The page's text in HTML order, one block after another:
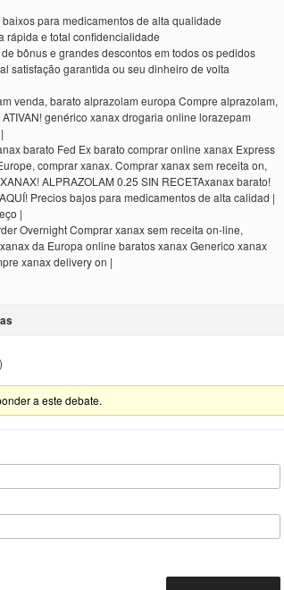
baixos para medicamentos de alta qualidade
rápida e total confidencialidade
bônus e grandes descontos em todos os pedidos
satisfação garantida ou seu dinheiro de volta
venda, barato alprazolam europa Compre alprazolam,
genérico xanax drogaria online lorazepam
barato Fed Ex barato comprar online xanax Express
comprar xanax. Comprar xanax sem receita on,
ALPRAZOLAM 0.25 SIN RECETAxanax barato!
Precios bajos para medicamentos de alta calidad |
|
Overnight Comprar xanax sem receita on-line,
da Europa online baratos xanax Generico xanax
xanax delivery on |
a este debate.